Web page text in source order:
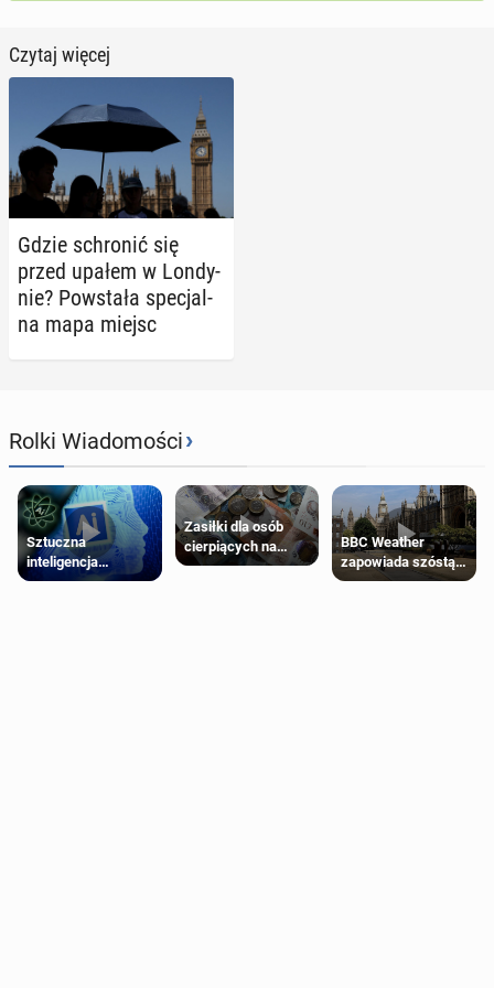
Czytaj więcej
Gdzie schro­nić się
przed upałem w Lon­dy­
nie? Po­wsta­ła spe­cjal­
na mapa miejsc
Rolki Wiadomości›
Sztuczna
inteligencja
próbowała oszukać
Zasiłki dla osób
cierpiących na
schorzenia
BBC Weather
zapowiada szóstą
falę upałów w